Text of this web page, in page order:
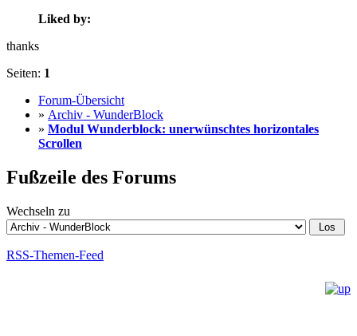
Liked by:
thanks
Seiten: 1
Forum-Übersicht
» Archiv - WunderBlock
» Modul Wunderblock: unerwünschtes horizontales
Scrollen
Fußzeile des Forums
Wechseln zu
RSS-Themen-Feed